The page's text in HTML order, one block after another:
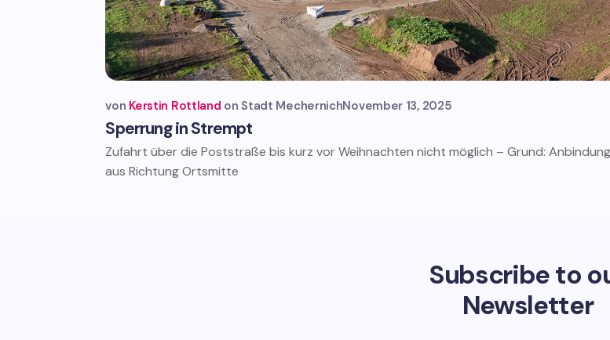
Sperrung in Strempt
von Kerstin Rottland Stadt MechernichNovember 13, 2025
Zufahrt über die Poststraße bis kurz vor Weihnachten nicht möglich – Grund:
aus Richtung Ortsmitte
Subscribe to
Newsletter